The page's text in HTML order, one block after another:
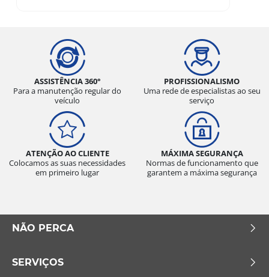
ASSISTÊNCIA 360°
Para a manutenção regular do
veículo
PROFISSIONALISMO
Uma rede de especialistas ao seu
serviço
ATENÇÃO AO CLIENTE
Colocamos as suas necessidades
em primeiro lugar
MÁXIMA SEGURANÇA
Normas de funcionamento que
garantem a máxima segurança
NÃO PERCA
SERVIÇOS